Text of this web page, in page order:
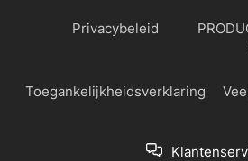
Privacybeleid
Toegankelijkheidsverklaring